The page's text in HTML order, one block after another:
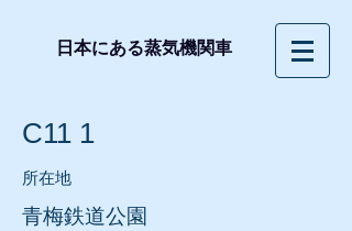
日本にある蒸気機関車
C11 1
所在地
青梅鉄道公園